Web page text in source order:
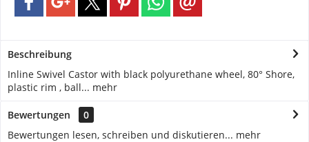
Beschreibung
Inline Swivel Castor with black polyurethane wheel, 80° Shore,
plastic rim , ball... mehr
Bewertungen
0
Bewertungen lesen, schreiben und diskutieren... mehr